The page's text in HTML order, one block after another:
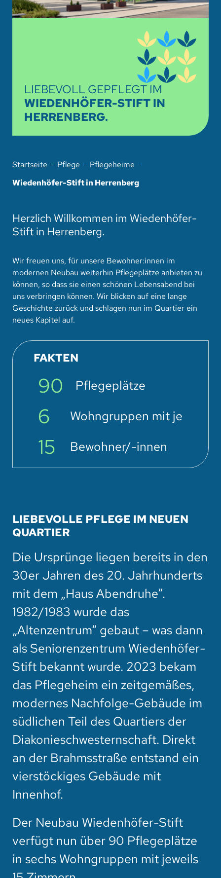
HOTEL
LIEBEVOLL GEPFLEGT IM
WIEDENHÖFER-STIFT IN
HERRENBERG.
Startseite Pflege
Pflegeheime
Wiedenhöfer-Stift in Herrenberg
Herzlich Willkommen im Wiedenhöfer-
Stift in Herrenberg.
Wir freuen uns, für unsere Bewohner:innen im
modernen Neubau weiterhin Pflegeplätze anbieten zu
können, so dass sie einen schönen Lebensabend bei
uns verbringen können. Wir blicken auf eine lange
Geschichte zurück und schlagen nun im Quartier ein
neues Kapitel auf.
FAKTEN
90 Pflegeplätze
6 Wohngruppen mit je
15 Bewohner/-innen
LIEBEVOLLE PFLEGE IM NEUEN
QUARTIER
Die Ursprünge liegen bereits in den
30er Jahren des 20. Jahrhunderts
mit dem „Haus Abendruhe“.
1982/1983 wurde das
„Altenzentrum“ gebaut – was dann
als Seniorenzentrum Wiedenhöfer-
Stift bekannt wurde. 2023 bekam
das Pflegeheim ein zeitgemäßes,
modernes Nachfolge-Gebäude im
südlichen Teil des Quartiers der
Diakonieschwesternschaft. Direkt
an der Brahmsstraße entstand ein
vierstöckiges Gebäude mit
Innenhof.
Der Neubau Wiedenhöfer-Stift
verfügt nun über 90 Pflegeplätze
in sechs Wohngruppen mit jeweils